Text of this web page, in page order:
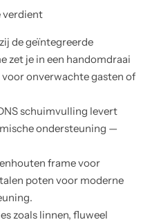
verdient
de geïntegreerde
zet je in een handomdraai
onverwachte gasten of
schuimvulling levert
ondersteuning —
frame voor
poten voor moderne
zoals linnen, fluweel